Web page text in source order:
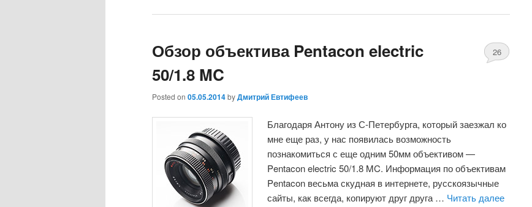
Обзор объектива Pentacon electric
50/1.8 MC
Posted on 05.05.2014byДмитрий Евтифеев
26
Благодаря Антону из С-Петербурга, который заезжал ко
мне еще раз, у нас появилась возможность
познакомиться с еще одним 50мм объективом —
Pentacon electric 50/1.8 MC. Информация по объективам
Pentacon весьма скудная в интернете, русскоязычные
сайты, как всегда, копируют друг друга … Читать далее